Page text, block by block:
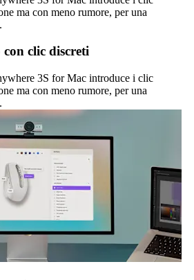
ma con meno rumore, per una
clic discreti
3S for Mac introduce i clic
ma con meno rumore, per una